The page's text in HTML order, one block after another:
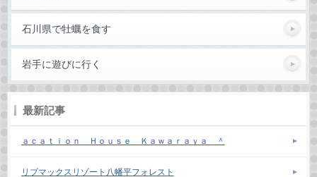
石川県で牡蠣を食す
岩手に遊びに行く
最新記事
ａｃａｔｉｏｎ Ｈｏｕｓｅ Ｋａｗａｒａｙａ ＾
リブマックスリゾート八幡平フォレスト